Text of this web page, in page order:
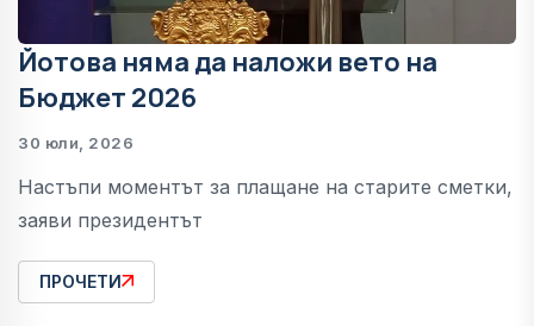
Йотова няма да наложи вето на
Бюджет 2026
30 юли, 2026
Настъпи моментът за плащане на старите сметки,
заяви президентът
ПРОЧЕТИ